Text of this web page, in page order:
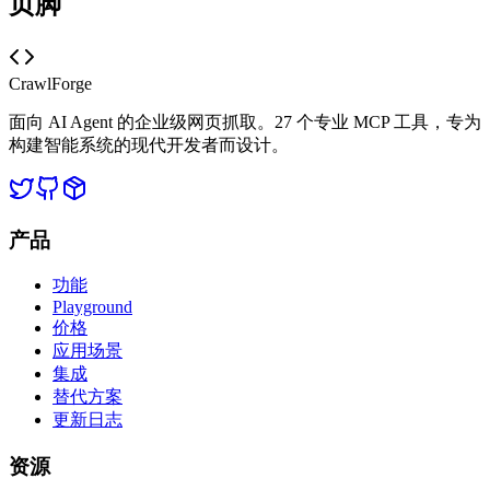
CrawlForge
面向 AI Agent 的企业级网页抓取。27 个专业 MCP 工具，专为
构建智能系统的现代开发者而设计。
产品
功能
Playground
价格
应用场景
集成
替代方案
更新日志
资源